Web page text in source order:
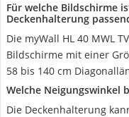
Für welche Bildschirme
Deckenhalterung
Die myWall HL 40 MWL
Bildschirme mit einer
58 bis 140 cm
Welche Neigungswinkel
Die Deckenhalterung